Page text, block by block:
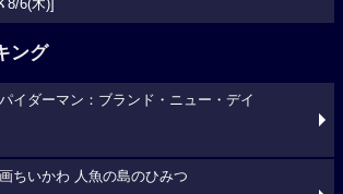
8/6(木)]
ング
イダーマン：ブランド・ニュー・デイ
ちいかわ 人魚の島のひみつ